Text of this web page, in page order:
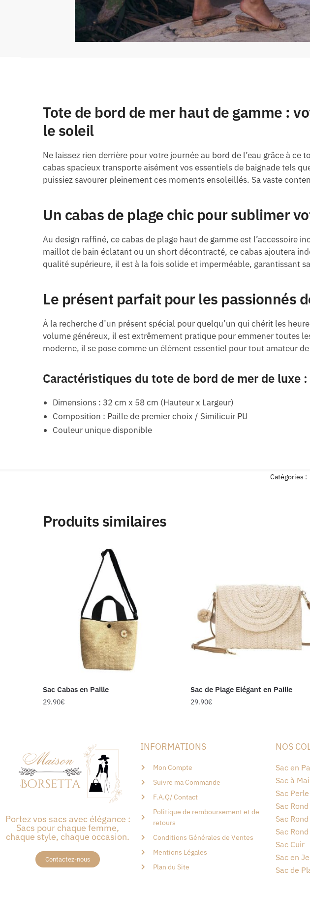
Tote de bord de mer haut de gamme :
le soleil
Ne laissez rien derrière pour votre journée au bord de l’eau grâce à
cabas spacieux transporte aisément vos essentiels de baignade tels
puissiez savourer pleinement ces moments ensoleillés. Sa vaste
Un cabas de plage chic pour sublimer
Au design raffiné, ce cabas de plage haut de gamme est l’accessoire
maillot de bain éclatant ou un short décontracté, ce cabas ajoutera
qualité supérieure, il est à la fois solide et imperméable, garantissant
Le présent parfait pour les passionnés
À la recherche d’un présent spécial pour quelqu’un qui chérit les
volume généreux, il est extrêmement pratique pour emmener toutes
moderne, il se pose comme un élément essentiel pour tout amateur
Caractéristiques du tote de bord de mer de luxe :
Dimensions : 32 cm x 58 cm (Hauteur x Largeur)
Composition : Paille de premier choix / Similicuir PU
Couleur unique disponible
Catégories :
Produits similaires
Sac Cabas en Paille
29.90€
Sac de Plage Elégant en Paille
29.90€
Portez vos sacs avec élégance :
Sacs pour chaque femme,
chaque style, chaque occasion.
Contactez-nous
INFORMATIONS
Mon Compte
Suivre ma Commande
F.A.Q/ Contact
Politique de remboursement et de
retours
Conditions Générales de Ventes
Mentions Légales
Plan du Site
NOS
Sac en
Sac à
Sac Perle
Sac Rond
Sac
Sac
Sac Cuir
Sac en
Sac de